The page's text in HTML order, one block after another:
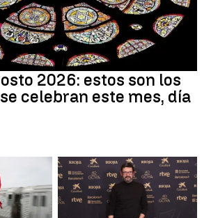
2026: estos son los
celebran este mes, día